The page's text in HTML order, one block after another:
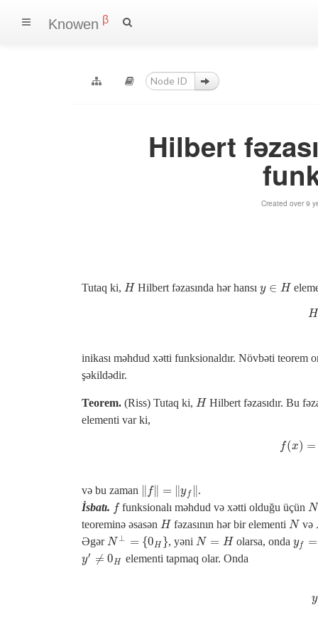
Knowen β
Hilbert
Created over 9
Tutaq ki, H
H Hilbert fəzasında hər hansıy ∈ H
y∈H
H
inikası məhdud xətti funksionaldır. Növbəti teorem
şəkildədir.
Teorem. (Riss) Tutaq ki, H
H Hilbert fəzasıdır. Bu
elementi var ki,
f(x) =
f(
və bu zaman f∥ = ∥y f
‖= yf
.
İsbatı. f
f funksionalı məhdud və xətti olduğu üçün N
N
teoreminə əsasən H
H fəzasının hər bir elementi N
N və
ƏgərN ⊥ = {0H }
N⊥ ={0H} , yəni N = H
N= H olarsa, onda yf =
yf= 0
y′ ≠ 0H
y′ ≠0H elementi tapmaq olar. Onda
y
y